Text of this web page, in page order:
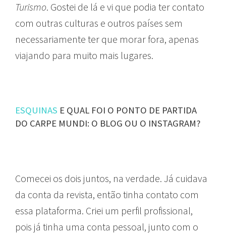
Turismo. Gostei de lá e vi que podia ter contato
com outras culturas e outros países sem
necessariamente ter que morar fora, apenas
viajando para muito mais lugares.
ESQUINAS E QUAL FOI O PONTO DE PARTIDA
DO CARPE MUNDI: O BLOG OU O INSTAGRAM?
Comecei os dois juntos, na verdade. Já cuidava
da conta da revista, então tinha contato com
essa plataforma. Criei um perfil profissional,
pois já tinha uma conta pessoal, junto com o